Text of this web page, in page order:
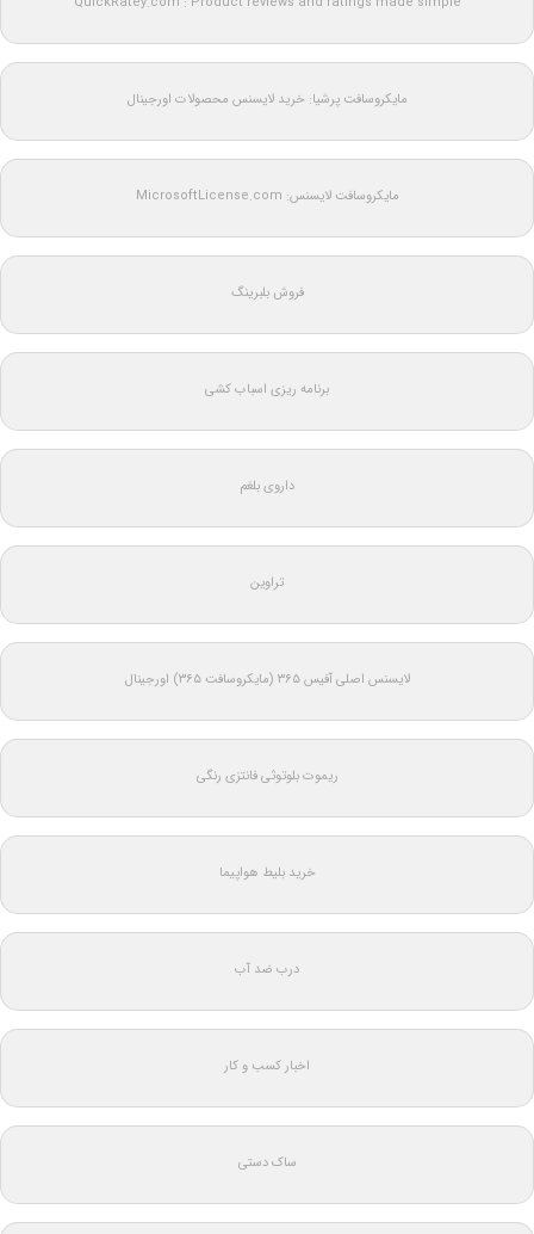
مایکروسافت پرشیا: خرید لایسنس محصولات اورجینال
مایکروسافت لایسنس: MicrosoftLicense.com
فروش بلبرینگ
برنامه ریزی اسباب کشی
داروی بلغم
تراوین
لایسنس اصلی آفیس ۳۶۵ (مایکروسافت ۳۶۵) اورجینال
ریموت بلوتوثی فانتزی رنگی
خرید بلیط هواپیما
درب ضد آب
اخبار کسب و کار
ساک دستی